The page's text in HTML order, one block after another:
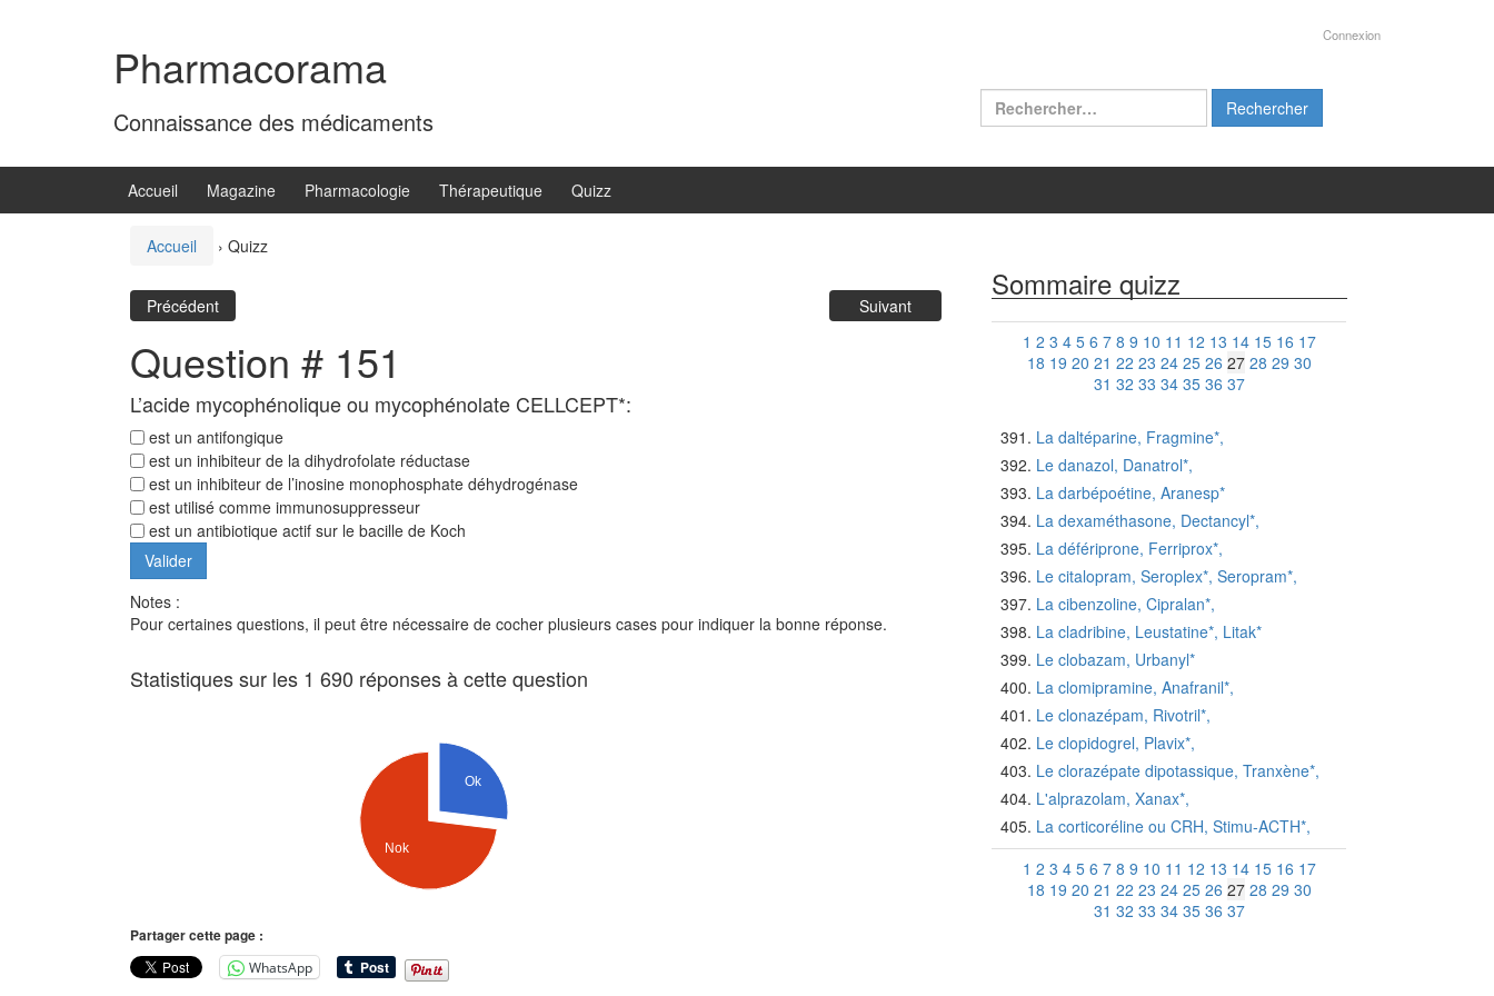
Pharmacorama
Connaissance des médicaments
Connexion
Rechercher :
Accueil Magazine Pharmacologie Thérapeutique Quizz
Accueil › Quizz
Précédent Suivant
Question # 151
L’acide mycophénolique ou mycophénolate CELLCEPT*:
est un antifongique
est un inhibiteur de la dihydrofolate réductase
est un inhibiteur de l’inosine monophosphate déhydrogénase
est utilisé comme immunosuppresseur
est un antibiotique actif sur le bacille de Koch
Notes :
Pour certaines questions, il peut être nécessaire de cocher plusieurs cases pour indiquer la bonne réponse.
Statistiques sur les 1 690 réponses à cette question
Ok
Nok
Partager cette page :
WhatsApp
Sommaire quizz
1 2 3 4 5 6 7 8 9 10 11 12 13 14 15 16 17
18 19 20 21 22 23 24 25 26 27 28 29 30
31 32 33 34 35 36 37
La daltéparine, Fragmine*,
Le danazol, Danatrol*,
La darbépoétine, Aranesp*
La dexaméthasone, Dectancyl*,
La défériprone, Ferriprox*,
Le citalopram, Seroplex*, Seropram*,
La cibenzoline, Cipralan*,
La cladribine, Leustatine*, Litak*
Le clobazam, Urbanyl*
La clomipramine, Anafranil*,
Le clonazépam, Rivotril*,
Le clopidogrel, Plavix*,
Le clorazépate dipotassique, Tranxène*,
L'alprazolam, Xanax*,
La corticoréline ou CRH, Stimu-ACTH*,
1 2 3 4 5 6 7 8 9 10 11 12 13 14 15 16 17
18 19 20 21 22 23 24 25 26 27 28 29 30
31 32 33 34 35 36 37